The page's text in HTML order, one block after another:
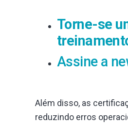
Torne-se
Assine a
Além disso, as
reduzindo erros